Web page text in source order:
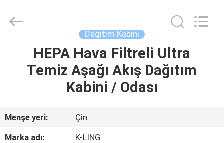
BIZIM
HAKKIMIZDA
Technology
Company.
Dağıtım Kabini
HEPA Hava Filtreli Ultra
Temiz Aşağı Akış Dağıtım
Kabini / Odası
Menşe yeri:
Çin
Marka adı:
K-LING